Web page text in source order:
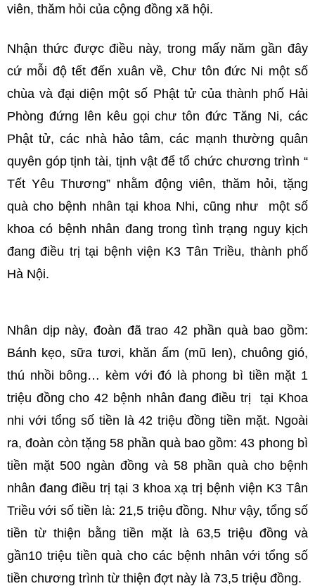
viên, thăm hỏi của cộng đồng xã hội.
Nhận thức được điều này, trong mấy năm gần đây
cứ mỗi độ tết đến xuân về, Chư tôn đức Ni một số
chùa và đại diện một số Phật tử của thành phố Hải
Phòng đứng lên kêu gọi chư tôn đức Tăng Ni, các
Phật tử, các nhà hảo tâm, các mạnh thường quân
quyên góp tịnh tài, tịnh vật để tổ chức chương trình “
Tết Yêu Thương” nhằm động viên, thăm hỏi, tặng
quà cho bệnh nhân tại khoa Nhi, cũng như một số
khoa có bệnh nhân đang trong tình trạng nguy kịch
đang điều trị tại bệnh viện K3 Tân Triều, thành phố
Hà Nội.
Nhân dịp này, đoàn đã trao 42 phần quà bao gồm:
Bánh kẹo, sữa tươi, khăn ấm (mũ len), chuông gió,
thú nhồi bông… kèm với đó là phong bì tiền mặt 1
triệu đồng cho 42 bệnh nhân đang điều trị tại Khoa
nhi với tổng số tiền là 42 triệu đồng tiền mặt. Ngoài
ra, đoàn còn tặng 58 phần quà bao gồm: 43 phong bì
tiền mặt 500 ngàn đồng và 58 phần quà cho bệnh
nhân đang điều trị tại 3 khoa xạ trị bệnh viện K3 Tân
Triều với số tiền là: 21,5 triệu đồng. Như vậy, tổng số
tiền từ thiện bằng tiền mặt là 63,5 triệu đồng và
gần10 triệu tiền quà cho các bệnh nhân với tổng số
tiền chương trình từ thiện đợt này là 73,5 triệu đồng.